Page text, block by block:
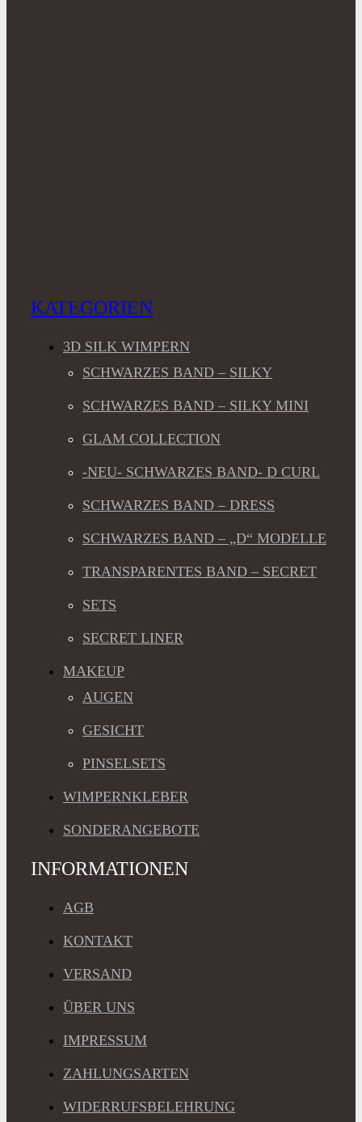
KATEGORIEN
3D SILK WIMPERN
SCHWARZES BAND – SILKY
SCHWARZES BAND – SILKY MINI
GLAM COLLECTION
-NEU- SCHWARZES BAND- D CURL
SCHWARZES BAND – DRESS
SCHWARZES BAND – „D“ MODELLE
TRANSPARENTES BAND – SECRET
SETS
SECRET LINER
MAKEUP
AUGEN
GESICHT
PINSELSETS
WIMPERNKLEBER
SONDERANGEBOTE
INFORMATIONEN
AGB
KONTAKT
VERSAND
ÜBER UNS
IMPRESSUM
ZAHLUNGSARTEN
WIDERRUFSBELEHRUNG